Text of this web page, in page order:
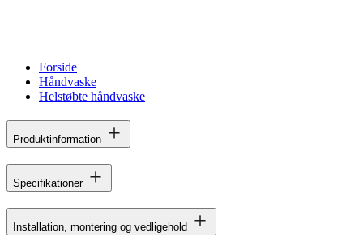
Forside
Håndvaske
Helstøbte håndvaske
Produktinformation
Specifikationer
Installation, montering og vedligehold